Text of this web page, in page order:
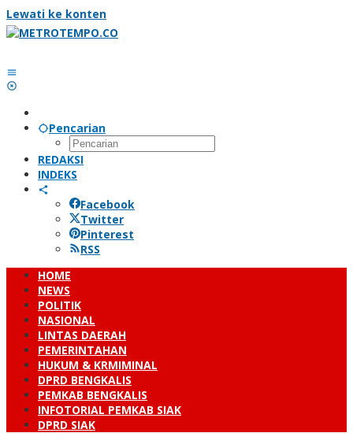
Lewati ke konten
Pencarian
REDAKSI
INDEKS
Facebook
Twitter
Pinterest
RSS
HOME
NEWS
POLITIK
NASIONAL
LINTAS DAERAH
PEMERINTAHAN
HUKUM & KRMIMINAL
DPRD BENGKALIS
PEMKAB BENGKALIS
INFOTORIAL PEMKAB SIAK
DPRD SIAK